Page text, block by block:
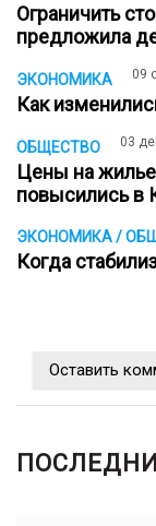
Ограничить
предложила
ЭКОНОМИКА 09
Как
ОБЩЕСТВО 03
Цены на
повысились в
ЭКОНОМИКА /
Когда
Оставить